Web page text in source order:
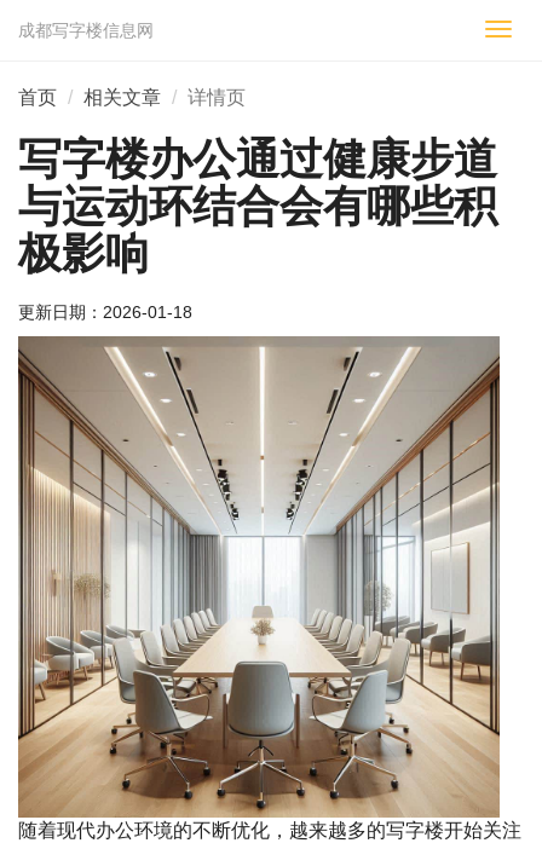
切
成都写字楼信息网
首页 相关文章 详情页
写字楼办公通过健康步道
与运动环结合会有哪些积
极影响
更新日期： 2026-01-18
随着现代办公环境的不断优化，越来越多的写字楼开始关注